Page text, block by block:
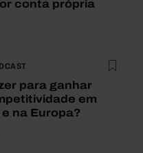
conta própria
para ganhar
em
na Europa?